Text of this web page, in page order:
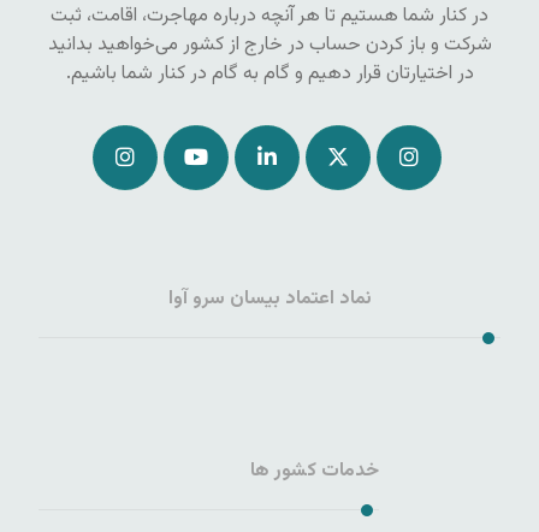
در کنار شما هستیم تا هر آنچه درباره مهاجرت، اقامت، ثبت
شرکت و باز کردن حساب در خارج از کشور می‌خواهید بدانید
در اختیارتان قرار دهیم و گام به گام در کنار شما باشیم.
نماد اعتماد بیسان سرو آوا
خدمات کشور ها